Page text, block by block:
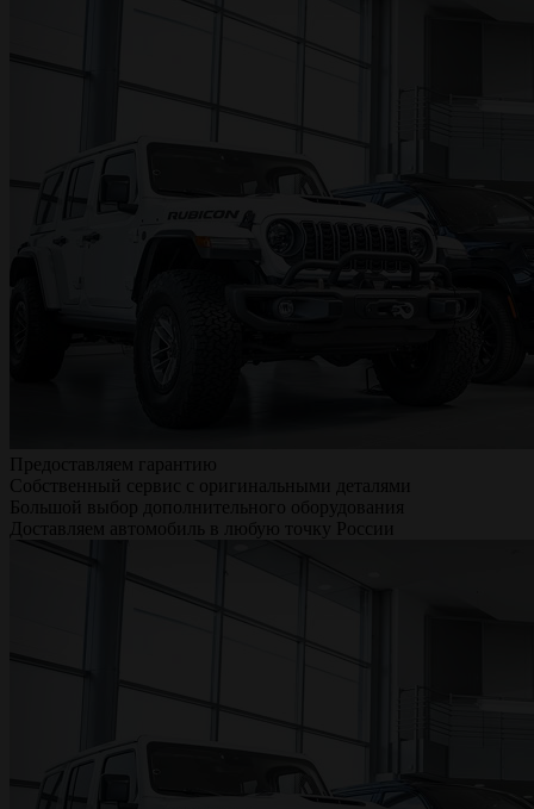
Предоставляем гарантию
Собственный сервис с оригинальными деталями
Большой выбор дополнительного оборудования
Доставляем автомобиль в любую точку России